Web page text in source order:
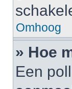
Omhoog
» Hoe
Een